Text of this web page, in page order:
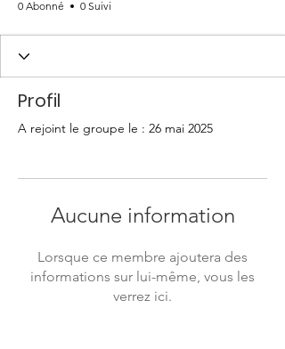
0 Abonné 0 Suivi
Profil
A rejoint le groupe le : 26 mai 2025
Aucune information
Lorsque ce membre ajoutera des
informations sur lui-même, vous les
verrez ici.